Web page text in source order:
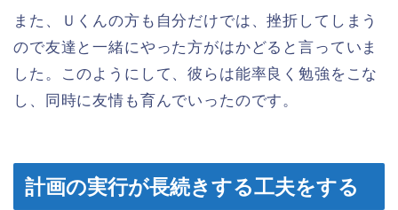
また、Ｕくんの方も自分だけでは、挫折してしまう
ので友達と一緒にやった方がはかどると言っていま
した。このようにして、彼らは能率良く勉強をこな
し、同時に友情も育んでいったのです。
計画の実行が長続きする工夫をする